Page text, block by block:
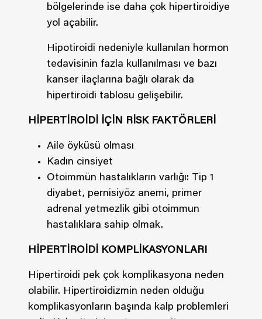
bölgelerinde ise daha çok hipertiroidiye
yol açabilir.
Hipotiroidi nedeniyle kullanılan hormon
tedavisinin fazla kullanılması ve bazı
kanser ilaçlarına bağlı olarak da
hipertiroidi tablosu gelişebilir.
HİPERTİROİDİ İÇİN RİSK FAKTÖRLERİ
Aile öyküsü olması
Kadın cinsiyet
Otoimmün hastalıkların varlığı: Tip 1
diyabet, pernisiyöz anemi, primer
adrenal yetmezlik gibi otoimmun
hastalıklara sahip olmak.
HİPERTİROİDİ KOMPLİKASYONLARI
Hipertiroidi pek çok komplikasyona neden
olabilir. Hipertiroidizmin neden olduğu
komplikasyonların başında kalp problemleri